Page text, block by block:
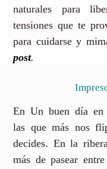
naturales para
tensiones que te
para cuidarse y
post.
En Un buen día en
las que más nos
decides. En la
más de pasear